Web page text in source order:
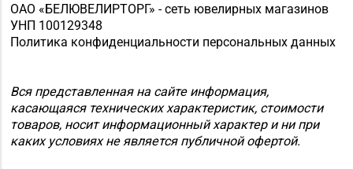
ОАО «БЕЛЮВЕЛИРТОРГ» - сеть ювелирных магазинов
УНП 100129348
Политика конфиденциальности персональных данных
Вся представленная на сайте информация,
касающаяся технических характеристик, стоимости
товаров, носит информационный характер и ни при
каких условиях не является публичной офертой.